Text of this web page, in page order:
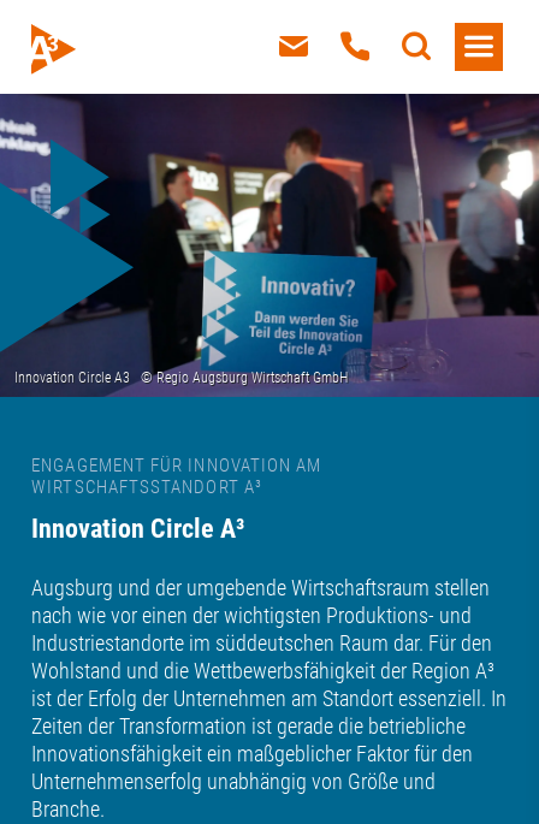
ENGAGEMENT FÜR INNOVATION AM
WIRTSCHAFTSSTANDORT A³
Innovation Circle A³
Augsburg und der umgebende Wirtschaftsraum stellen
nach wie vor einen der wichtigsten Produktions- und
Industriestandorte im süddeutschen Raum dar. Für den
Wohlstand und die Wettbewerbsfähigkeit der Region A³
ist der Erfolg der Unternehmen am Standort essenziell. In
Zeiten der Transformation ist gerade die betriebliche
Innovationsfähigkeit ein maßgeblicher Faktor für den
Unternehmenserfolg unabhängig von Größe und
Branche.